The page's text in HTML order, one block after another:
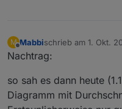
M
Offline
Mabbischrieb am 1. Okt.
zuletzt editiert von
Nachtrag:
so sah es dann heute
Diagramm mit